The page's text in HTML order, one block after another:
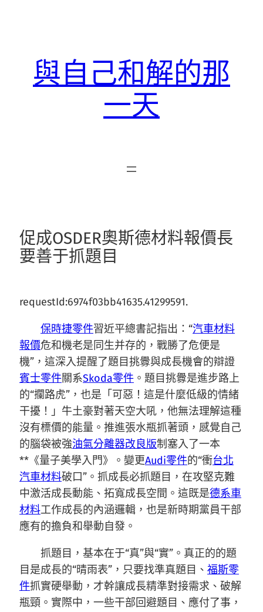
與自己和解的那
一天
促成OSDER奧斯德材料報價長
要善于抓題目
requestId:6974f03bb41635.41299591.
保時捷零件習近平總書記指出：“汽車材料
報價危和機老是同生并存的，戰勝了危便是
機”，這深入提醒了題目挑釁與成長機會的辯證
賓士零件關系Skoda零件 。題目挑釁是進步路上
的“攔路虎”，也是「可惡！這是什麼低級的情緒
干擾！」牛土豪對著天空大吼，他無法理解這種
沒有標價的能量。推進張水瓶抓著頭，感覺自己
的腦袋被強油氣分離器改良版制塞入了一本
**《量子美學入門》。變更Audi零件的“衝台北
汽車材料破口”。抓成長必抓題目，在攻堅克難
中激活成長動能、拓寬成長空間。這既是德系車
材料工作成長的內涵邏輯，也是新時期黨員干部
應有的擔負和舉動自發。
抓題目，基本在于“真”與“實”。真正的的題
目是成長的“晴雨表”，只要找準真題目、 福斯零
件抓實硬舉動，才幹讓成長精準對接需求、破解
瓶頸。實際中，一些干部回避題目、應付了事，